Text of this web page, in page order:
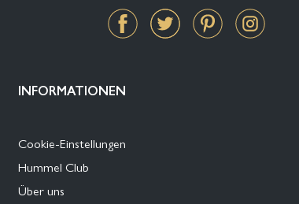
INFORMATIONEN
Cookie-Einstellungen
Hummel Club
Über uns